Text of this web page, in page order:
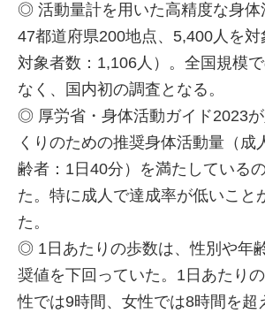
◎ 活動量計を用いた高精度な身体
47都道府県200地点、5,400人を
対象者数：1,106人）。全国規模
なく、国内初の調査となる。
◎ 厚労省・身体活動ガイド2023
くりのための推奨身体活動量（成
齢者：1日40分）を満たしている
た。特に成人で達成率が低いこと
た。
◎ 1日あたりの歩数は、性別や年
奨値を下回っていた。1日あたり
性では9時間、女性では8時間を超